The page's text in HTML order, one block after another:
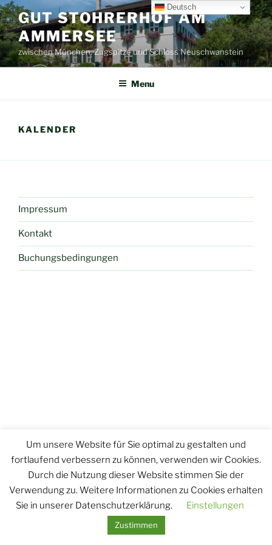
Skip
to
content
GUT STOHRERHOF AM
AMMERSEE
zwischen München, Zugspitze und Schloss Neuschwanstein
Menu
KALENDER
Impressum
Kontakt
Buchungsbedingungen
Um unsere Website für Sie optimal zu gestalten und
fortlaufend verbessern zu können, verwenden wir Cookies.
Durch die Nutzung dieser Website stimmen Sie der
Verwendung zu. Weitere Informationen zu Cookies erhalten
Sie in unserer Datenschutzerklärung.
Einstellungen
Zustimmen
Deutsch